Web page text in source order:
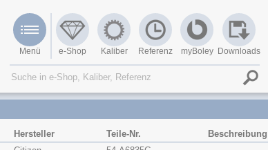
Menü e-Shop Kaliber Referenz myBoley Downloads
Hersteller Teile-Nr. Beschreibung